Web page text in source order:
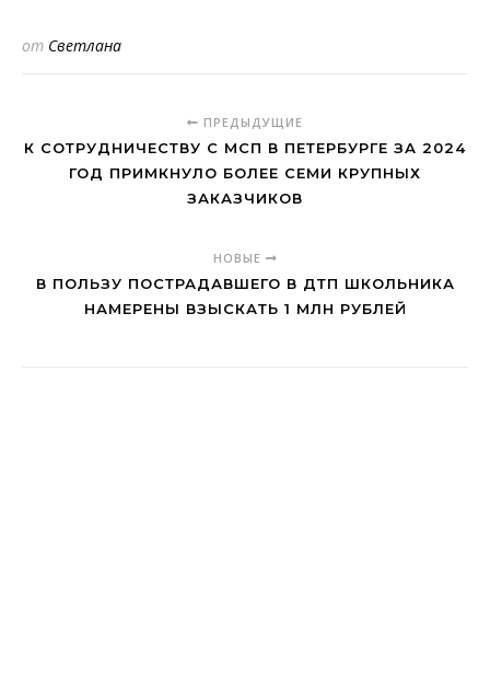
от Светлана
ПРЕДЫДУЩИЕ
К СОТРУДНИЧЕСТВУ С МСП В ПЕТЕРБУРГЕ ЗА 2024
ГОД ПРИМКНУЛО БОЛЕЕ СЕМИ КРУПНЫХ
ЗАКАЗЧИКОВ
НОВЫЕ
В ПОЛЬЗУ ПОСТРАДАВШЕГО В ДТП ШКОЛЬНИКА
НАМЕРЕНЫ ВЗЫСКАТЬ 1 МЛН РУБЛЕЙ